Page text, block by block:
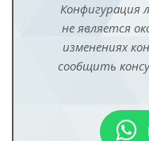
Конфигурация
не является
изменениях
сообщить